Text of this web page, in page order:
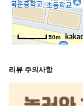
50m
리뷰 주의사항